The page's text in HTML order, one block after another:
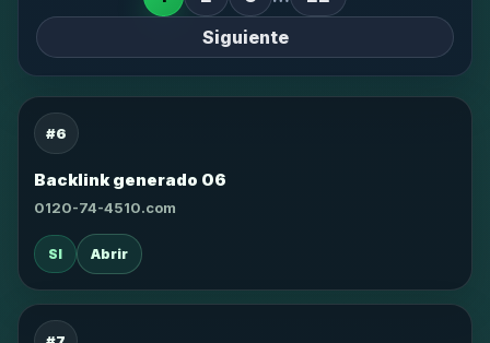
Siguiente
#6
Backlink generado 06
0120-74-4510.com
SI Abrir